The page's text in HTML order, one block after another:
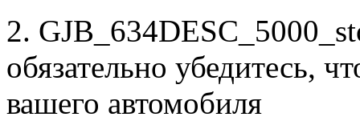
2.
обязательно убедитесь,
вашего автомобиля